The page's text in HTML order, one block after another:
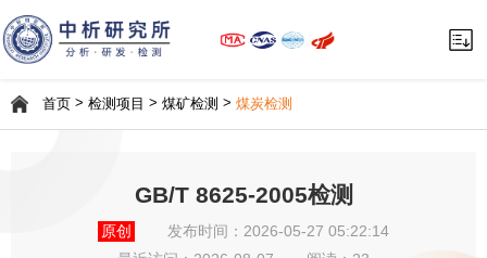
首页> 检测项目 > 煤矿检测 > 煤炭检测
GB/T 8625-2005检测
原创
发布时间：2026-05-27 05:22:14